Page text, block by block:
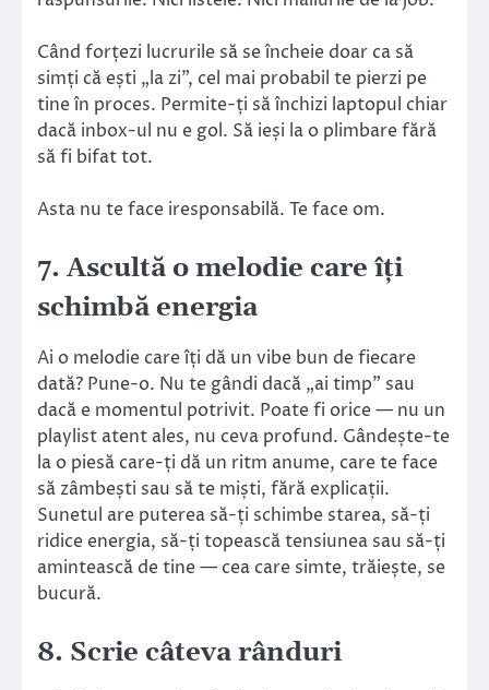
Când forțezi lucrurile să se încheie doar ca să
simți că ești „la zi”, cel mai probabil te pierzi pe
tine în proces. Permite-ți să închizi laptopul chiar
dacă inbox-ul nu e gol. Să ieși la o plimbare fără
să fi bifat tot.
Asta nu te face iresponsabilă. Te face om.
7. Ascultă o melodie care îți
schimbă energia
Ai o melodie care îți dă un vibe bun de fiecare
dată? Pune-o. Nu te gândi dacă „ai timp” sau
dacă e momentul potrivit. Poate fi orice — nu un
playlist atent ales, nu ceva profund. Gândește-te
la o piesă care-ți dă un ritm anume, care te face
să zâmbești sau să te miști, fără explicații.
Sunetul are puterea să-ți schimbe starea, să-ți
ridice energia, să-ți topească tensiunea sau să-ți
amintească de tine — cea care simte, trăiește, se
bucură.
8. Scrie câteva rânduri